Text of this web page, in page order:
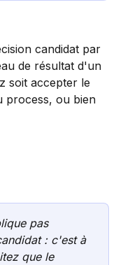
candidat par
de résultat d'un
soit accepter le
process, ou bien
pas
: c'est à
que le